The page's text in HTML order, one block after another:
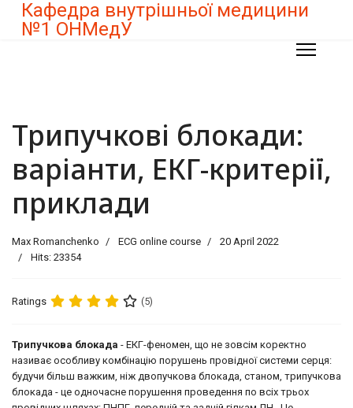
Кафедра внутрішньої медицини
№1 ОНМедУ
Трипучкові блокади:
варіанти, ЕКГ-критерії,
приклади
Max Romanchenko ECG online course
20 April 2022
Hits: 23354
Ratings (5)
Трипучкова блокада - ЕКГ-феномен, що не зовсім коректно
називає особливу комбінацію порушень провідної системи серця:
будучи більш важким, ніж двопучкова блокада, станом, трипучкова
блокада - це одночасне порушення проведення по всіх трьох